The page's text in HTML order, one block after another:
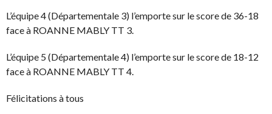
L’équipe 4 (Départementale 3) l’emporte sur le score de 36-18
face à ROANNE MABLY TT 3.
L’équipe 5 (Départementale 4) l’emporte sur le score de 18-12
face à ROANNE MABLY TT 4.
Félicitations à tous